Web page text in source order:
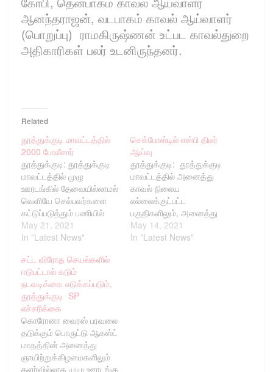
ஆனந்தராஜன், வடபாகம் காவல் ஆய்வாளர்
(பொறுப்பு) ராமகிருஷ்ணன் உட்பட காவல்துறை
அதிகாரிகள் பலர் உடனிருந்தனர்.
Related
தூத்துக்குடி மாவட்டத்தில்
2000 போலீசார்
தூத்துக்குடி: தூத்துக்குடி
மாவட்டத்தில் முழு
ஊரடங்கில் தேவையில்லாமல்
வெளியே செல்பவர்களை
கட்டுப்படுத்தும் பணியில்
மாவட்டம் முழுவதுவம் 2000
போலீசார் ஈடுபட்டு
தூத்துக்குடியில் முக்கிய
இடங்களான V.V.D சிக்னல்
சந்திப்பு மற்றும் தூத்துக்குடி
எப்.சி.ஐ ரவுண்டானா
சந்திப்பு ஆகிய இடங்களில்
மாவட்ட எஸ்.பி திரு. எஸ்.
ஜெயக்குமார் அவர்கள்
நேரில் சென்று ஆய்வு -
இதுவரை விதியை மீறி
May 21, 2021
In "Latest News"
செக்போஸ்டில் எஸ்பி திடீர்
ஆய்வு
தூத்துக்குடி: தூத்துக்குடி
மாவட்டத்தில் அனைத்து
காவல் நிலைய
எல்லைக்குட்பட்ட
பகுதிகளிலும், அனைத்து
சோதனை சாவடிகளிலும்
மாவட்ட காவல்
May 14, 2021
In "Latest News"
சட்ட விரோத செயல்களில்
ஈடுபட்டால் கடும்
நடவடிக்கை எடுக்கப்படும்,
தூத்துக்குடி SP
எச்சரிக்கை
கொரோனா வைரஸ் பரவலை
தடுக்கும் பொருட்டு ஆகஸ்ட்
மாதத்தின் அனைத்து
ஞாயிற்றுக்கிழமைகளிலும்
தளர்வில்லாத முழு ஊரடங்கு